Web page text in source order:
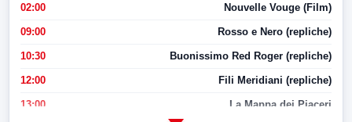
02:00 Nouvelle Vouge (Film)
09:00 Rosso e Nero (repliche)
10:30 Buonissimo Red Roger (repliche)
12:00 Fili Meridiani (repliche)
13:00 La Mappa dei Piaceri